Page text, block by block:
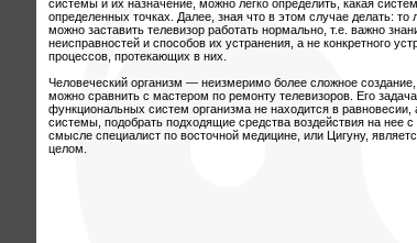
системы и их назначение, можно легко определить, какая
определенных точках. Далее, зная что в этом случае делать: то
можно заставить телевизор работать нормально, т.е. важно
неисправностей и способов их устранения, а не конкретного
процессов, протекающих в них.
Человеческий организм — неизмеримо более сложное
можно сравнить с мастером по ремонту телевизоров. Его
функциональных систем организма не находится в равновесии,
системы, подобрать подходящие средства воздействия на нее
смысле специалист по восточной медицине, или Цигуну,
целом.